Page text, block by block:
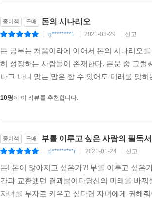
종이책 구매 돈의 시나리오
g********1 2021-03-29 신고
돈 공부는 처음이라에 이어서 돈의 시나리오
히 성장하는 사람들이 존재한다. 본문 중 그럴
나고 나니 맞는 말은 할 수 있어도 미래를 맞
10명이 이 리뷰를 추천합니다.
종이책 구매 부를 이루고 싶은 사람의 필독서
p*********r 2021-01-24 신고
돈! 돈이 많아지고 싶은가?! 부를 이루고 싶은
간과 교환했던 결과물이다당신의 미래를 바
자녀를 부자로 키우고 싶다면 자녀에게 권해